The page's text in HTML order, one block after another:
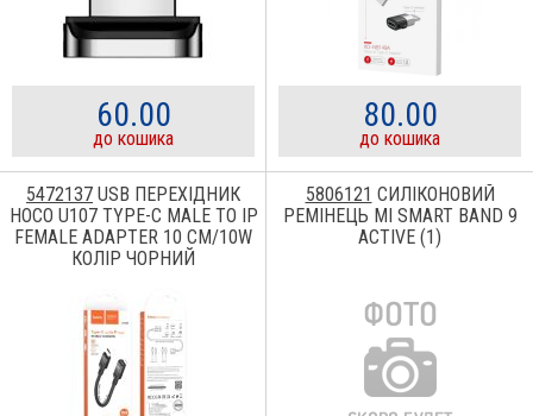
60.00
до кошика
80.00
до кошика
5472137 USB ПЕРЕХІДНИК
HOCO U107 TYPE-C MALE TO IP
FEMALE ADAPTER 10 CM/10W
КОЛІР ЧОРНИЙ
5806121 СИЛІКОНОВИЙ
РЕМІНЕЦЬ MI SMART BAND 9
ACTIVE (1)